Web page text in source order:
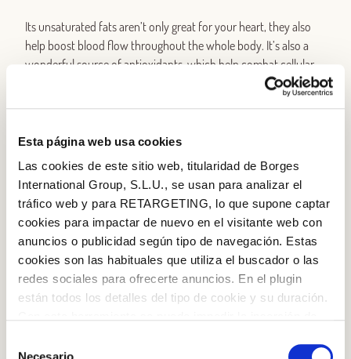
Esta página web usa cookies
Las cookies de este sitio web, titularidad de Borges
International Group, S.L.U., se usan para analizar el
tráfico web y para RETARGETING, lo que supone captar
cookies para impactar de nuevo en el visitante web con
anuncios o publicidad según tipo de navegación. Estas
cookies son las habituales que utiliza el buscador o las
redes sociales para ofrecerte anuncios. En el plugin
están todos los detalles del tipo de cookie y su duración.
la web aparece cómo evitar las cookies en el navegador.
Necesario
Its unsaturated fats aren’t only great for your heart, they also
help boost blood flow throughout the whole body. It’s also a
wonderful source of antioxidants, which help combat cellular
ageing. Make sure to include it in your everyday cooking. There’s
Nuts
Like olive oil, nuts are packed with unsaturated fats, but they’re
also rich in omega-3 fatty acids, whose anti-ageing properties
have been proven by a number of major institutions. Omega-3
is also found in blue fish, so a sprinkling of nuts on your
favourite tuna, salmon or sardines will be infinitely better than
any miracle cure.